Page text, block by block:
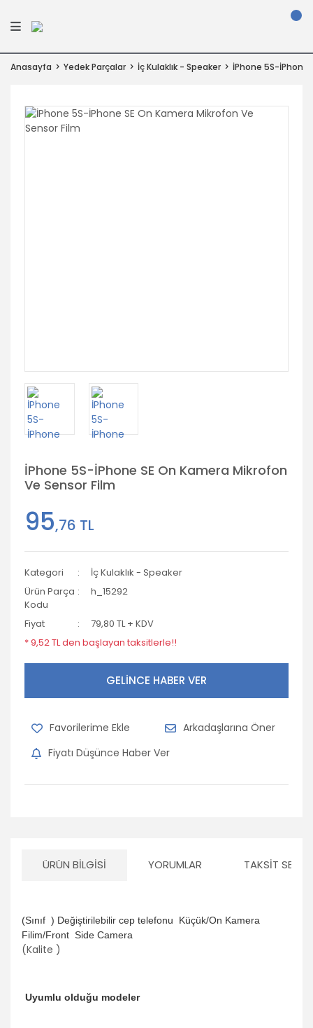
Anasayfa Yedek Parçalar İç Kulaklık - Speaker İPhone 5S-İPhone
İPhone 5S-İPhone SE On Kamera Mikrofon
Ve Sensor Film
95,76 TL
Kategori
İç Kulaklık - Speaker
Ürün Parça
Kodu
h_15292
Fiyat
79,80 TL + KDV
* 9,52 TL den başlayan taksitlerle!!
GELİNCE HABER VER
Arkadaşlarına Öner
Fiyatı Düşünce Haber Ver
ÜRÜN BILGISI YORUMLAR TAKSIT
(Sınıf ) Değiştirilebilir cep telefonu Küçük/On Kamera
Filim/Front Side Camera
(Kalite )
Uyumlu olduğu modeler